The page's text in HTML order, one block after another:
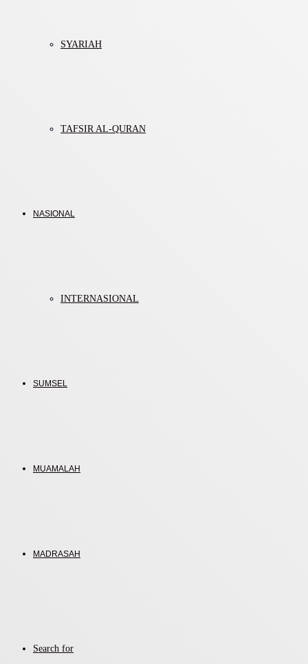
SYARIAH
TAFSIR AL-QURAN
NASIONAL
INTERNASIONAL
SUMSEL
MUAMALAH
MADRASAH
Search for